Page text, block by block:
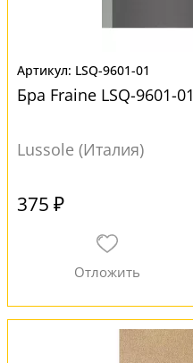
LSQ-9601-01
Бра Fraine LSQ-9601-01
Lussole (Италия)
375 ₽